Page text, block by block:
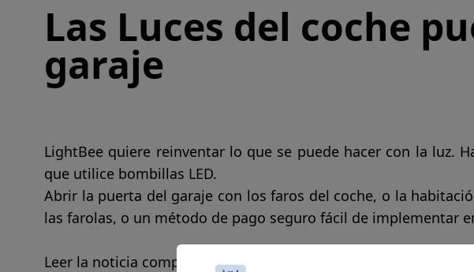
Las Luces del coche
garaje
LightBee quiere reinventar lo que se puede hacer con la luz.
que utilice bombillas LED.
Abrir la puerta del garaje con los faros del coche, o la
las farolas, o un método de pago seguro fácil de implementar
Leer la noticia completa aquí.